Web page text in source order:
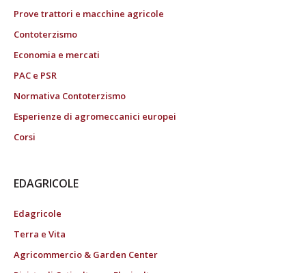
Prove trattori e macchine agricole
Contoterzismo
Economia e mercati
PAC e PSR
Normativa Contoterzismo
Esperienze di agromeccanici europei
Corsi
EDAGRICOLE
Edagricole
Terra e Vita
Agricommercio & Garden Center